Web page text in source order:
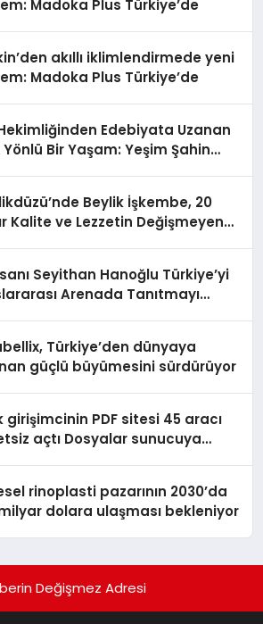
Madoka Plus Türkiye’de
akıllı iklimlendirmede yeni
Madoka Plus Türkiye’de
Edebiyata Uzanan
Yönlü Bir Yaşam: Yeşim Şahin
Beylik İşkembe, 20
Kalite ve Lezzetin Değişmeyen
Seyithan Hanoğlu Türkiye’yi
Arenada Tanıtmayı
Türkiye’den dünyaya
güçlü büyümesini sürdürüyor
girişimcinin PDF sitesi 45 aracı
açtı Dosyalar sunucuya
rinoplasti pazarının 2030’da
dolara ulaşması bekleniyor
Değişmez Adresi